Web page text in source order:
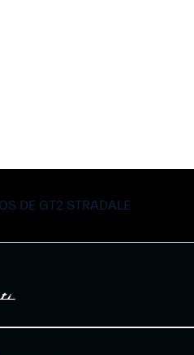
DE GT2 STRADALE